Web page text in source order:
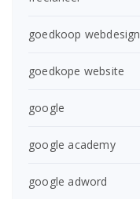
goedkoop webdesign
goedkope website
google
google academy
google adword